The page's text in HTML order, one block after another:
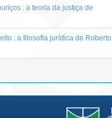
: a teoria da justiça de
: a filosofia jurídica de Roberto